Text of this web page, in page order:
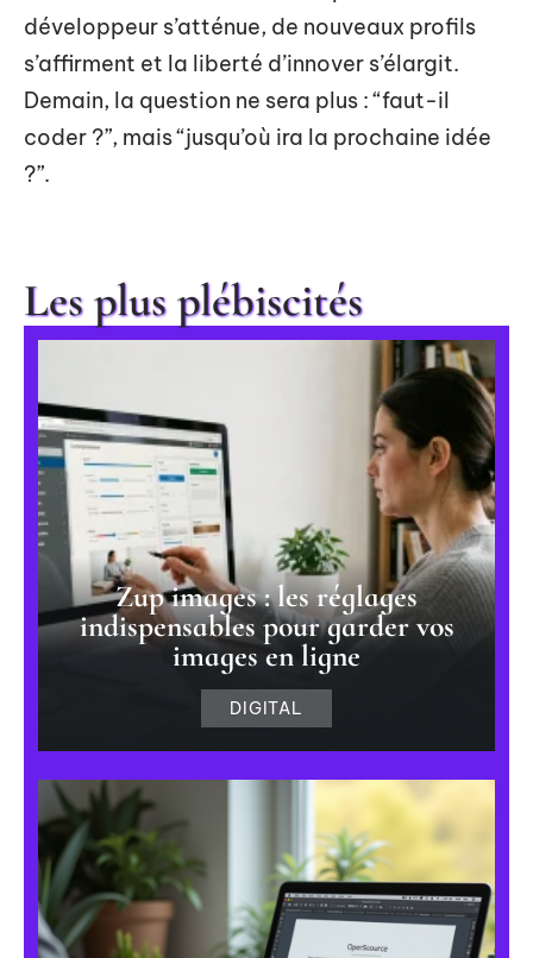
développeur s’atténue, de nouveaux profils
s’affirment et la liberté d’innover s’élargit.
Demain, la question ne sera plus : “faut-il
coder ?”, mais “jusqu’où ira la prochaine idée
?”.
Les plus plébiscités
Zup images : les réglages
indispensables pour garder vos
images en ligne
DIGITAL